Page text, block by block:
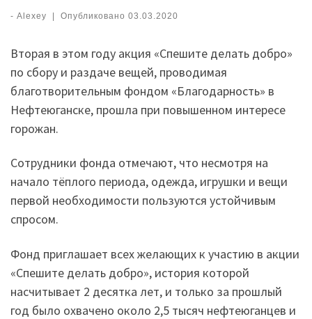
- Alexey | Опубликовано 03.03.2020
Вторая в этом году акция «Спешите делать добро»
по сбору и раздаче вещей, проводимая
благотворительным фондом «Благодарность» в
Нефтеюганске, прошла при повышенном интересе
горожан.
Сотрудники фонда отмечают, что несмотря на
начало тёплого периода, одежда, игрушки и вещи
первой необходимости пользуются устойчивым
спросом.
Фонд приглашает всех желающих к участию в акции
«Спешите делать добро», история которой
насчитывает 2 десятка лет, и только за прошлый
год было охвачено около 2,5 тысяч нефтеюганцев и